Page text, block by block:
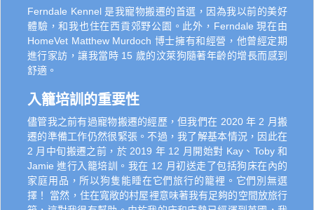
Ferndale Kennel 是我寵物搬遷的首選，因為我以前的美好
體驗，和我也住在西貢郊野公園。此外，Ferndale 現在由
HomeVet Matthew Murdoch 博士擁有和經營，他曾經定期
進行家訪，讓我當時 15 歲的汶萊狗隨著年齡的增長而感到
舒適。
入籠培訓的重要性
儘管我之前有過寵物搬遷的經歷，但我們在 2020 年 2 月搬
遷的準備工作仍然很緊張。不過，我了解基本情況，因此在
2 月中旬搬遷之前，於 2019 年 12 月開始對 Kay、Toby 和
Jamie 進行入籠培訓。我在 12 月初送走了包括狗床在內的
家庭用品，所以狗隻能睡在它們旅行的籠裡。它們別無選
擇！ 當然，住在寬敞的村屋裡意味著我有足夠的空間放旅行